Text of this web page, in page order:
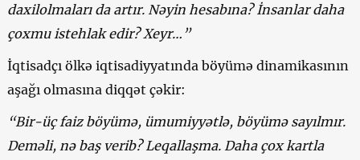
daxilolmaları da artır. Nəyin hesabına? İnsanlar daha
çoxmu istehlak edir? Xeyr…”
İqtisadçı ölkə iqtisadiyyatında böyümə dinamikasının
aşağı olmasına diqqət çəkir:
“Bir-üç faiz böyümə, ümumiyyətlə, böyümə sayılmır.
Deməli, nə baş verib? Leqallaşma. Daha çox kartla